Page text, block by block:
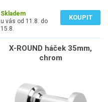
Skladem
u vás od 11.8. do
15.8.
KOUPIT
X-ROUND háček 35mm,
chrom